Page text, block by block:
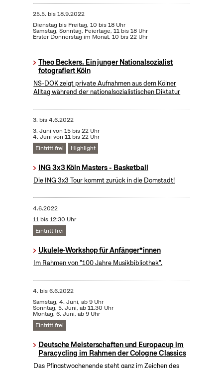
25.5. bis18.9.2022
Dienstag bis Freitag, 10 bis 18 Uhr
Samstag, Sonntag, Feiertage, 11 bis 18 Uhr
Erster Donnerstag im Monat, 10 bis 22 Uhr
Theo Beckers. Ein junger Nationalsozialist
fotografiert Köln
NS-DOK zeigt private Aufnahmen aus dem Kölner
Alltag während der nationalsozialistischen Diktatur
3. bis4.6.2022
3. Juni von 15 bis 22 Uhr
4. Juni von 11 bis 22 Uhr
Eintritt frei
Highlight
ING 3x3 Köln Masters - Basketball
Die ING 3x3 Tour kommt zurück in die Domstadt!
4.6.2022
11 bis 12:30 Uhr
Eintritt frei
Ukulele-Workshop für Anfänger*innen
Im Rahmen von "100 Jahre Musikbibliothek".
4. bis6.6.2022
Samstag, 4. Juni, ab 9 Uhr
Sonntag, 5. Juni, ab 11.30 Uhr
Montag, 6. Juni, ab 9 Uhr
Eintritt frei
Deutsche Meisterschaften und Europacup im
Paracycling im Rahmen der Cologne Classics
Das Pfingstwochenende steht ganz im Zeichen des